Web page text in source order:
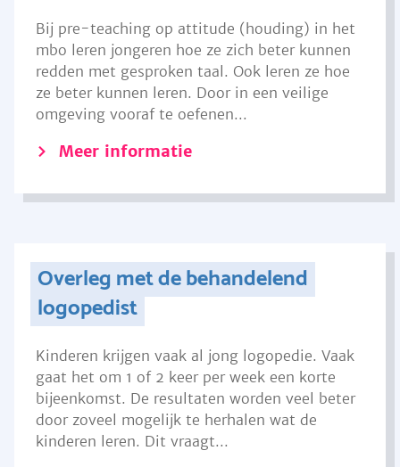
Bij pre-teaching op attitude (houding) in het
mbo leren jongeren hoe ze zich beter kunnen
redden met gesproken taal. Ook leren ze hoe
ze beter kunnen leren. Door in een veilige
omgeving vooraf te oefenen...
Meer informatie
Overleg met de behandelend
logopedist
Kinderen krijgen vaak al jong logopedie. Vaak
gaat het om 1 of 2 keer per week een korte
bijeenkomst. De resultaten worden veel beter
door zoveel mogelijk te herhalen wat de
kinderen leren. Dit vraagt...